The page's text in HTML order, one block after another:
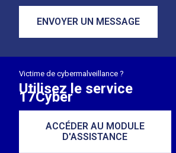
ENVOYER UN MESSAGE
Victime de cybermalveillance ?
Utilisez le service
17Cyber
ACCÉDER AU MODULE
D'ASSISTANCE